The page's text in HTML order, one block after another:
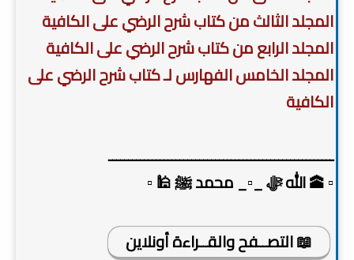
المجلد الثالث من كتاب شرح الرضي على الكافية
المجلد الرابع من كتاب شرح الرضي على الكافية
المجلد الخامس الفهارس لـ كتاب شرح الرضي على
الكافية
ـــــــــــــــــــــــــــــــــــــــــــــــــــــــــ
▫️ 🕋 الله ﷻ _▫️_ محمد ﷺ 🕌 ▫️
📖 التصــفح والقــراءة أونلاين